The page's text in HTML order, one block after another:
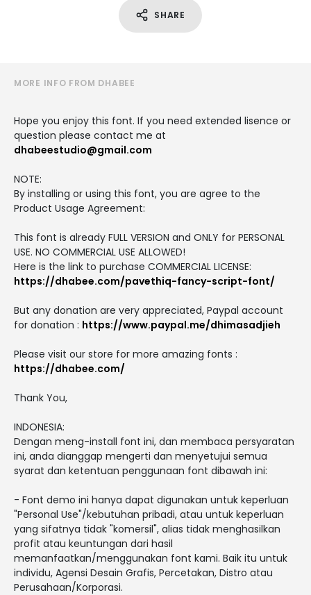
SHARE
MORE INFO FROM DHABEE
Hope you enjoy this font. If you need extended lisence or
question please contact me at
dhabeestudio@gmail.com
NOTE:
By installing or using this font, you are agree to the
Product Usage Agreement:
This font is already FULL VERSION and ONLY for PERSONAL
USE. NO COMMERCIAL USE ALLOWED!
Here is the link to purchase COMMERCIAL LICENSE:
https://dhabee.com/pavethiq-fancy-script-font/
But any donation are very appreciated, Paypal account
for donation : https://www.paypal.me/dhimasadjieh
Please visit our store for more amazing fonts :
https://dhabee.com/
Thank You,
INDONESIA:
Dengan meng-install font ini, dan membaca persyaratan
ini, anda dianggap mengerti dan menyetujui semua
syarat dan ketentuan penggunaan font dibawah ini:
- Font demo ini hanya dapat digunakan untuk keperluan
"Personal Use"/kebutuhan pribadi, atau untuk keperluan
yang sifatnya tidak "komersil", alias tidak menghasilkan
profit atau keuntungan dari hasil
memanfaatkan/menggunakan font kami. Baik itu untuk
individu, Agensi Desain Grafis, Percetakan, Distro atau
Perusahaan/Korporasi.